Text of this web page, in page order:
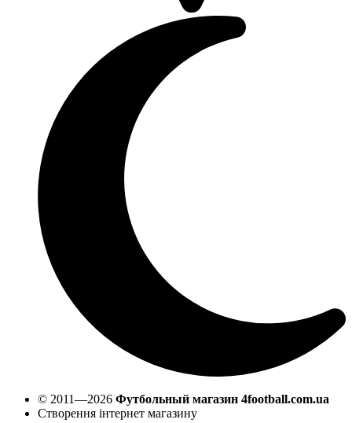
© 2011—2026 Футбольный магазин 4football.com.ua
Створення інтернет магазину